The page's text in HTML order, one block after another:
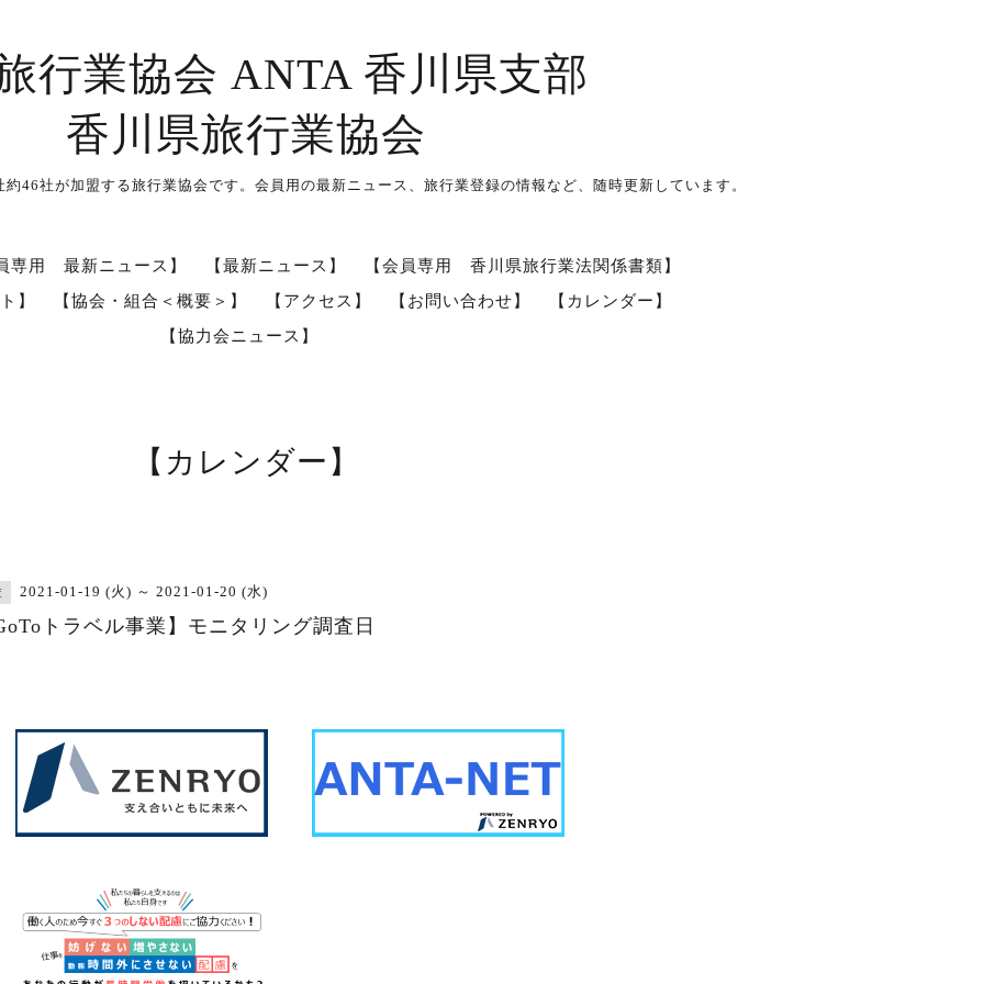
行業協会 ANTA 香川県支部
香川県旅行業協会
46社が加盟する旅行業協会です。会員用の最新ニュース、旅行業登録の情報など、随時更新しています。
専用 最新ニュース】 【最新ニュース】
【会員専用 香川県旅行業法関係書類】
】
【協会・組合＜概要＞】 【アクセス】 【お問い合わせ】
【カレンダー】
【協力会ニュース】
【カレンダー】
2021-01-19 (火) ～ 2021-01-20 (水)
トラベル事業】モニタリング調査日